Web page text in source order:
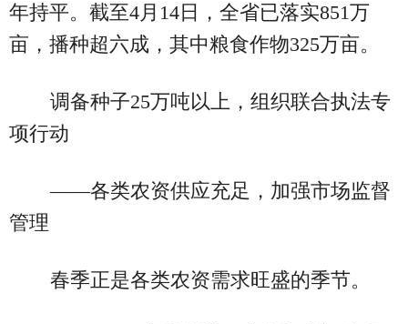
年持平。截至4月14日，全省已落实851万
亩，播种超六成，其中粮食作物325万亩。
调备种子25万吨以上，组织联合执法专
项行动
——各类农资供应充足，加强市场监督
管理
春季正是各类农资需求旺盛的季节。